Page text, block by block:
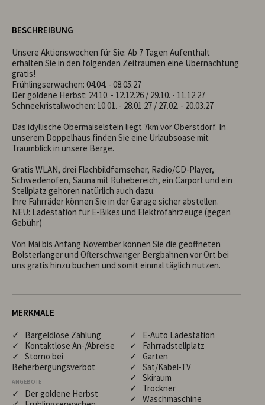
BESCHREIBUNG
Unsere Aktionswochen für Sie: Ab 7 Tagen Aufenthalt
erhalten Sie in den folgenden Zeiträumen eine Übernachtung
gratis!
Frühlingserwachen: 04.04. - 08.05.27
Der goldene Herbst: 24.10. - 12.12.26 / 29.10. - 11.12.27
Schneekristallwochen: 10.01. - 28.01.27 / 27.02. - 20.03.27
Das idyllische Obermaiselstein liegt 7km vor Oberstdorf. In
unserem Doppelhaus finden Sie eine Urlaubsoase mit
Traumblick in unsere Berge.
Gratis WLAN, drei Flachbildfernseher, Radio/CD-Player,
Schwedenofen, Sauna mit Ruhebereich, ein Carport und ein
Stellplatz gehören natürlich auch dazu.
Ihre Fahrräder können Sie in der Garage sicher abstellen.
NEU: Ladestation für E-Bikes und Elektrofahrzeuge (gegen
Gebühr)
Von Mai bis Anfang November können Sie die geöffneten
Bolsterlanger und Ofterschwanger Bergbahnen vor Ort bei
uns gratis hinzu buchen und somit einmal täglich nutzen.
MERKMALE
✓ Bargeldlose Zahlung
✓ Kontaktlose An-/Abreise
✓ Storno bei
Beherbergungsverbot
ANGEBOTE
✓ Der goldene Herbst
✓ E-Auto Ladestation
✓ Fahrradstellplatz
✓ Garten
✓ Sat/Kabel-TV
✓ Skiraum
✓ Trockner
✓ Waschmaschine